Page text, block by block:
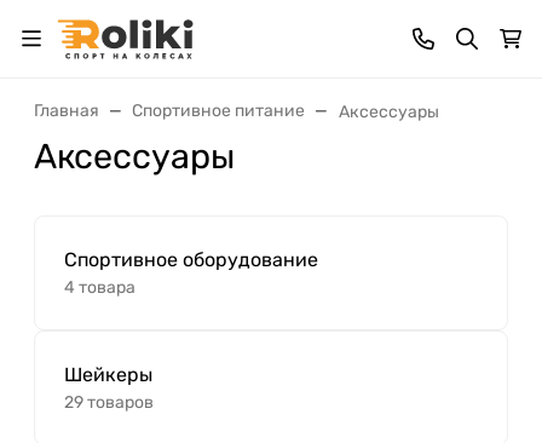
Главная Спортивное питание Аксессуары
Аксессуары
Спортивное оборудование
4 товара
Шейкеры
29 товаров